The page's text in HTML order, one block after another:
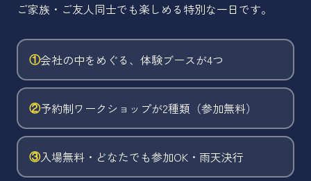
ご家族・ご友人同士でも楽しめる特別な一日です。
①会社の中をめぐる、体験ブースが4つ
②予約制ワークショップが2種類（参加無料）
③入場無料・どなたでも参加OK・雨天決行